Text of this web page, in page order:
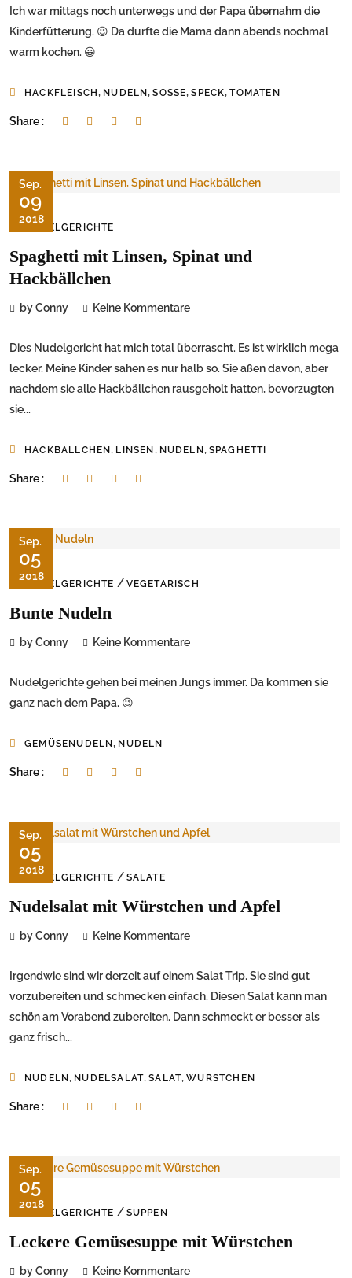
Ich war mittags noch unterwegs und der Papa übernahm die
Kinderfütterung. 😉 Da durfte die Mama dann abends nochmal
warm kochen. 😀
HACKFLEISCH, NUDELN,SOSSE ,SPECK,TOMATEN
Share :
Sep.
09
2018
NUDELGERICHTE
Spaghetti mit Linsen, Spinat und
Hackbällchen
by Conny Keine Kommentare
Dies Nudelgericht hat mich total überrascht. Es ist wirklich mega
lecker. Meine Kinder sahen es nur halb so. Sie aßen davon, aber
nachdem sie alle Hackbällchen rausgeholt hatten, bevorzugten
sie...
HACKBÄLLCHEN, LINSEN, NUDELN, SPAGHETTI
Share :
Sep.
05
2018
NUDELGERICHTE / VEGETARISCH
Bunte Nudeln
by Conny Keine Kommentare
Nudelgerichte gehen bei meinen Jungs immer. Da kommen sie
ganz nach dem Papa. 😉
GEMÜSENUDELN, NUDELN
Share :
Sep.
05
2018
NUDELGERICHTE / SALATE
Nudelsalat mit Würstchen und Apfel
by Conny Keine Kommentare
Irgendwie sind wir derzeit auf einem Salat Trip. Sie sind gut
vorzubereiten und schmecken einfach. Diesen Salat kann man
schön am Vorabend zubereiten. Dann schmeckt er besser als
ganz frisch...
NUDELN, NUDELSALAT,SALAT,WÜRSTCHEN
Share :
Sep.
05
2018
NUDELGERICHTE / SUPPEN
Leckere Gemüsesuppe mit Würstchen
by Conny Keine Kommentare